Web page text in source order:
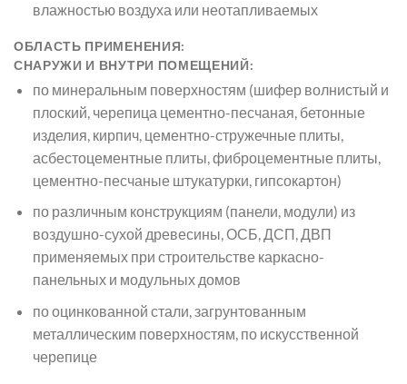
влажностью воздуха или неотапливаемых
ОБЛАСТЬ ПРИМЕНЕНИЯ:
СНАРУЖИ И ВНУТРИ ПОМЕЩЕНИЙ:
по минеральным поверхностям (шифер волнистый и
плоский, черепица цементно-песчаная, бетонные
изделия, кирпич, цементно-стружечные плиты,
асбестоцементные плиты, фиброцементные плиты,
цементно-песчаные штукатурки, гипсокартон)
по различным конструкциям (панели, модули) из
воздушно-сухой древесины, ОСБ, ДСП, ДВП
применяемых при строительстве каркасно-
панельных и модульных домов
по оцинкованной стали, загрунтованным
металлическим поверхностям, по искусственной
черепице